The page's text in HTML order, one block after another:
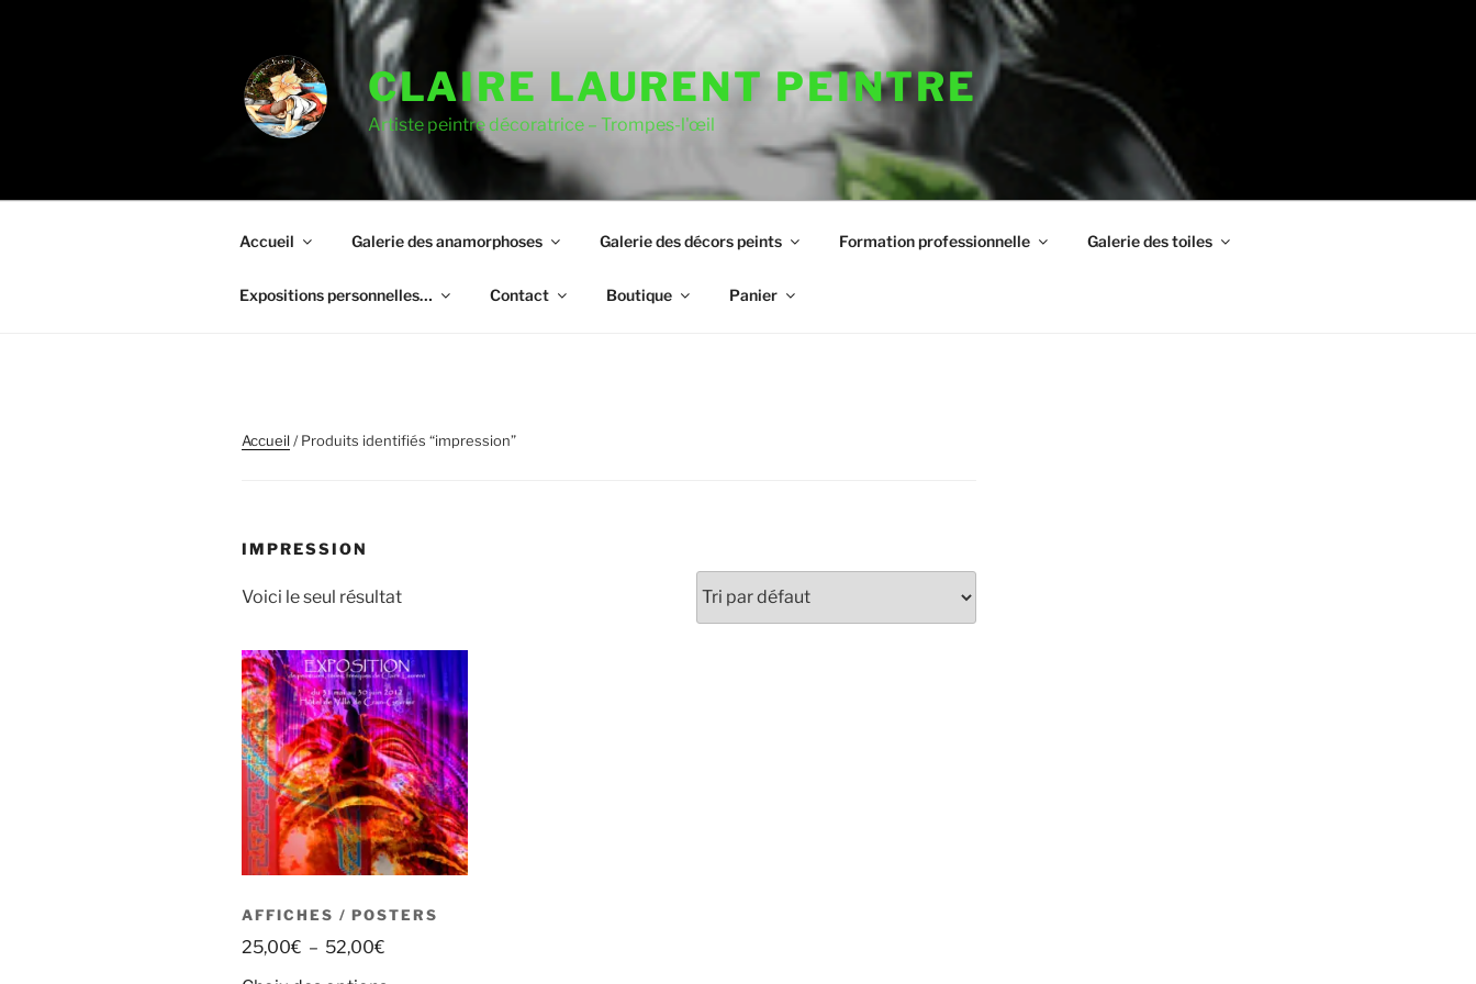
CLAIRE LAURENT PEINTRE
Artiste peintre décoratrice – Trompes-l'œil
Accueil Galerie des anamorphoses Galerie des décors peints Formation professionnelle Galerie des toiles
Expositions personnelles… Contact Boutique Panier
Accueil/ Produits identifiés “impression”
IMPRESSION
Voici le seul résultat
AFFICHES / POSTERS
25,00€ – 52,00€